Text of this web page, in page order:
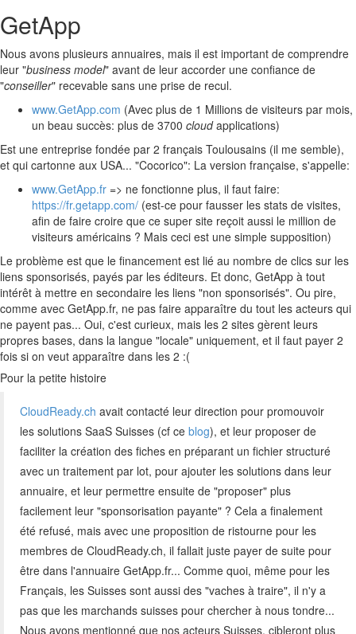
GetApp
Nous avons plusieurs annuaires, mais il est important de comprendre
leur "business model" avant de leur accorder une confiance de
"conseiller" recevable sans une prise de recul.
www.GetApp.com (Avec plus de 1 Millions de visiteurs par mois,
un beau succès: plus de 3700 cloudapplications)
Est une entreprise fondée par 2 français Toulousains (il me semble),
et qui cartonne aux USA... "Cocorico": La version française, s'appelle:
www.GetApp.fr => ne fonctionne plus, il faut faire:
https://fr.getapp.com/ (est-ce pour fausser les stats de visites,
afin de faire croire que ce super site reçoit aussi le million de
visiteurs américains ? Mais ceci est une simple supposition)
Le problème est que le financement est lié au nombre de clics sur les
liens sponsorisés, payés par les éditeurs. Et donc, GetApp à tout
intérêt à mettre en secondaire les liens "non sponsorisés". Ou pire,
comme avec GetApp.fr, ne pas faire apparaître du tout les acteurs qui
ne payent pas... Oui, c'est curieux, mais les 2 sites gèrent leurs
propres bases, dans la langue "locale" uniquement, et il faut payer 2
fois si on veut apparaître dans les 2 :(
Pour la petite histoire
CloudReady.ch avait contacté leur direction pour promouvoir
les solutions SaaS Suisses (cf ce blog), et leur proposer de
faciliter la création des fiches en préparant un fichier structuré
avec un traitement par lot, pour ajouter les solutions dans leur
annuaire, et leur permettre ensuite de "proposer" plus
facilement leur "sponsorisation payante" ? Cela a finalement
été refusé, mais avec une proposition de ristourne pour les
membres de CloudReady.ch, il fallait juste payer de suite pour
être dans l'annuaire GetApp.fr... Comme quoi, même pour les
Français, les Suisses sont aussi des "vaches à traire", il n'y a
pas que les marchands suisses pour chercher à nous tondre...
Nous avons mentionné que nos acteurs Suisses, cibleront plus